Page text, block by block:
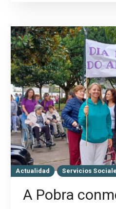
Actualidad Servicios
A Pobra